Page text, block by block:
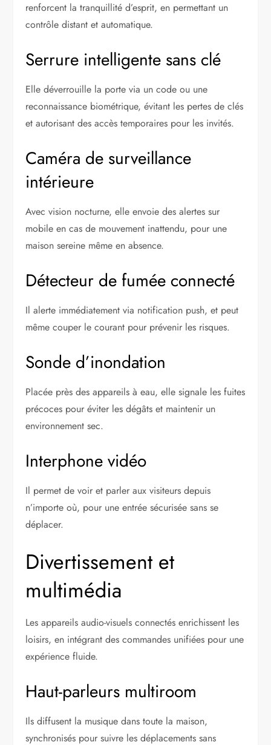
renforcent la tranquillité d’esprit, en permettant un
contrôle distant et automatique.
Serrure intelligente sans clé
Elle déverrouille la porte via un code ou une
reconnaissance biométrique, évitant les pertes de clés
et autorisant des accès temporaires pour les invités.
Caméra de surveillance
intérieure
Avec vision nocturne, elle envoie des alertes sur
mobile en cas de mouvement inattendu, pour une
maison sereine même en absence.
Détecteur de fumée connecté
Il alerte immédiatement via notification push, et peut
même couper le courant pour prévenir les risques.
Sonde d’inondation
Placée près des appareils à eau, elle signale les fuites
précoces pour éviter les dégâts et maintenir un
environnement sec.
Interphone vidéo
Il permet de voir et parler aux visiteurs depuis
n’importe où, pour une entrée sécurisée sans se
déplacer.
Divertissement et
multimédia
Les appareils audio-visuels connectés enrichissent les
loisirs, en intégrant des commandes unifiées pour une
expérience fluide.
Haut-parleurs multiroom
Ils diffusent la musique dans toute la maison,
synchronisés pour suivre les déplacements sans